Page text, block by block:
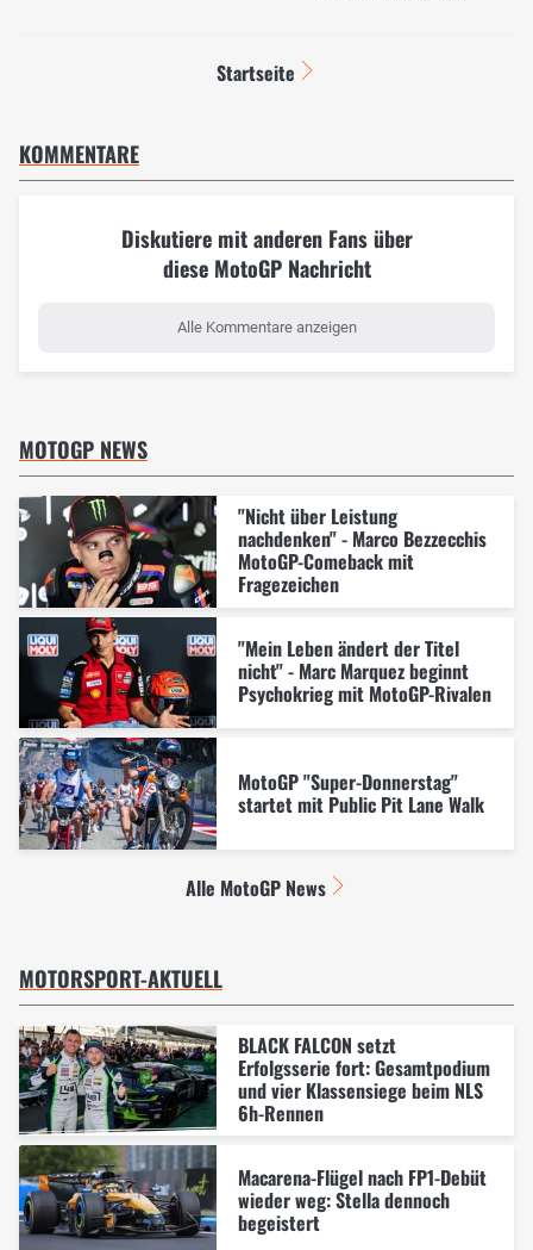
Startseite
KOMMENTARE
Diskutiere mit anderen Fans über
diese MotoGP Nachricht
Alle Kommentare anzeigen
MOTOGP NEWS
"Nicht über Leistung
nachdenken" - Marco Bezzecchis
MotoGP-Comeback mit
Fragezeichen
"Mein Leben ändert der Titel
nicht" - Marc Marquez beginnt
Psychokrieg mit MotoGP-Rivalen
MotoGP "Super-Donnerstag"
startet mit Public Pit Lane Walk
Alle MotoGP News
MOTORSPORT-AKTUELL
BLACK FALCON setzt
Erfolgsserie fort: Gesamtpodium
und vier Klassensiege beim NLS
6h-Rennen
Macarena-Flügel nach FP1-Debüt
wieder weg: Stella dennoch
begeistert